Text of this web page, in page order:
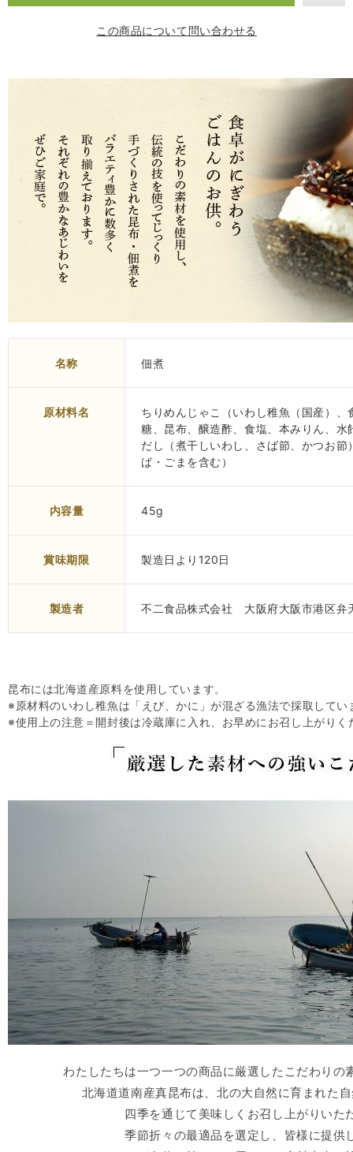
この商品について問い合わせる
名称 佃煮
原材料名
ちりめんじゃこ（いわし稚魚（国産）
糖、昆布、醸造酢、食塩、本みりん、
だし（煮干しいわし、さば節、かつお
ば・ごまを含む）
内容量 45g
賞味期限 製造日より120日
製造者 不二食品株式会社 大阪府大阪市港区弁
昆布には北海道産原料を使用しています。
※原材料のいわし稚魚は「えび、かに」が混ざる漁法で採取してい
※使用上の注意＝開封後は冷蔵庫に入れ、お早めにお召し上がりく
わたしたちは一つ一つの商品に厳選したこだわりの
北海道道南産真昆布は、北の大自然に育まれた
四季を通じて美味しくお召し上がりいた
季節折々の最適品を選定し、皆様に提供